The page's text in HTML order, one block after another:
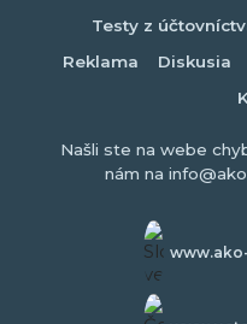
Testy z
Reklama
Diskusia
Našli ste na webe
nám na